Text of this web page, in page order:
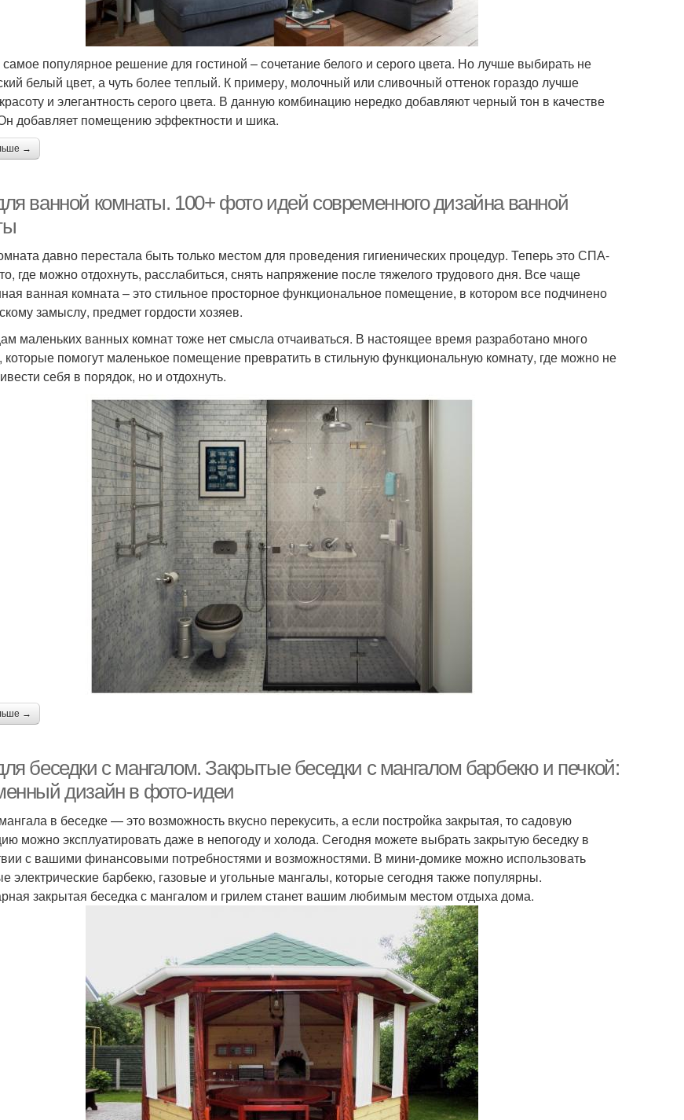
популярное решение для гостиной – сочетание белого и серого цвета. Но лучше выбирать не
белый цвет, а чуть более теплый. К примеру, молочный или сливочный оттенок гораздо лучше
и элегантность серого цвета. В данную комбинацию нередко добавляют черный тон в качестве
добавляет помещению эффектности и шика.
→
ванной комнаты. 100+ фото идей современного дизайна ванной
давно перестала быть только местом для проведения гигиенических процедур. Теперь это СПА-
где можно отдохнуть, расслабиться, снять напряжение после тяжелого трудового дня. Все чаще
ванная комната – это стильное просторное функциональное помещение, в котором все подчинено
замыслу, предмет гордости хозяев.
маленьких ванных комнат тоже нет смысла отчаиваться. В настоящее время разработано много
которые помогут маленькое помещение превратить в стильную функциональную комнату, где можно не
себя в порядок, но и отдохнуть.
→
беседки с мангалом. Закрытые беседки с мангалом барбекю и печкой:
дизайн в фото-идеи
в беседке — это возможность вкусно перекусить, а если постройка закрытая, то садовую
можно эксплуатировать даже в непогоду и холода. Сегодня можете выбрать закрытую беседку в
с вашими финансовыми потребностями и возможностями. В мини-домике можно использовать
электрические барбекю, газовые и угольные мангалы, которые сегодня также популярны.
закрытая беседка с мангалом и грилем станет вашим любимым местом отдыха дома.